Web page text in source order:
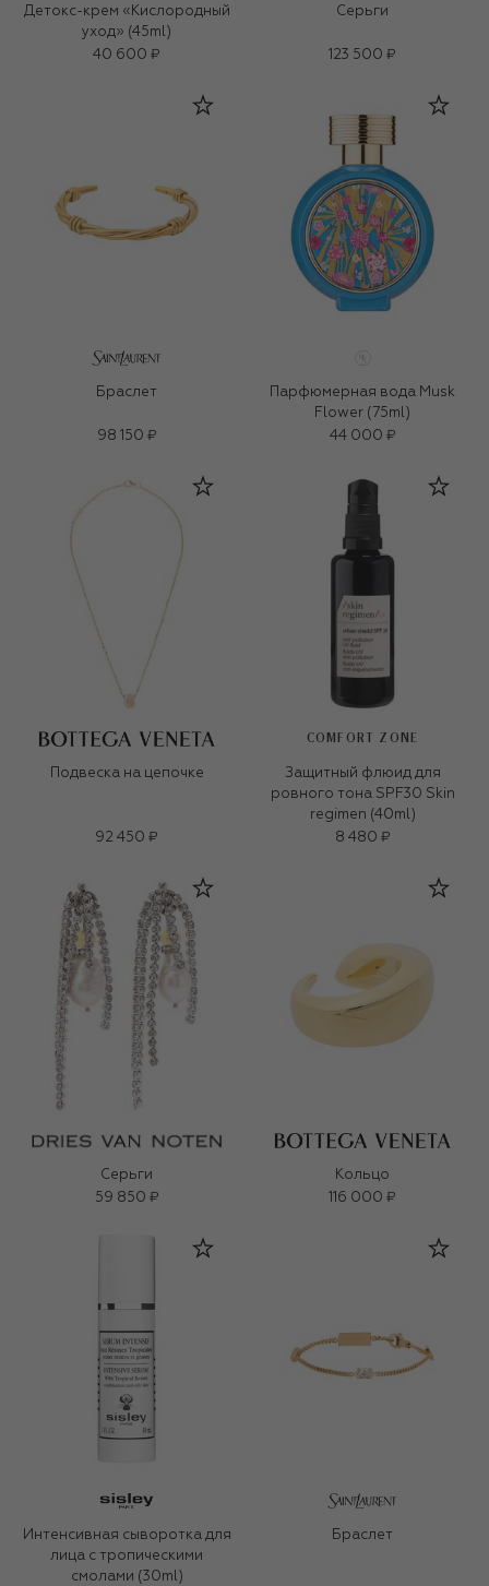
Детокс-крем «Кислородный
уход» (45ml)
40 600 ₽
Серьги
123 500 ₽
Браслет
98 150 ₽
Парфюмерная вода Musk
Flower (75ml)
44 000 ₽
Подвеска на цепочке
92 450 ₽
COMFORT ZONE
Защитный флюид для
ровного тона SPF30 Skin
regimen (40ml)
8 480 ₽
Серьги
59 850 ₽
Кольцо
116 000 ₽
Интенсивная сыворотка для
лица с тропическими
смолами (30ml)
Браслет